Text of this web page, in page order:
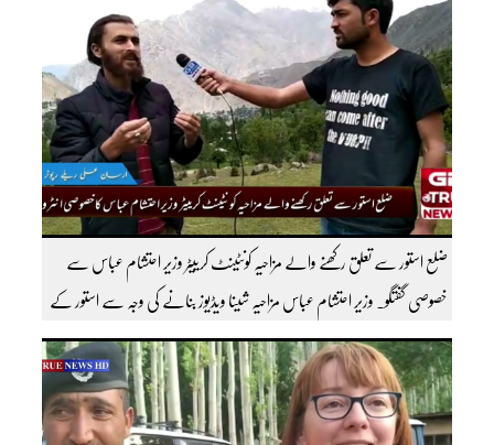
ضلع استور سے تعلق رکھنے والے مزاحیہ کونٹینٹ کرییٹر وزیر احتشام عباس سے
خصوصی گفتگو۔ وزیر احتشام عباس مزاحیہ شینا ویڈیوز بنانے کی وجہ سے استور کے
اندر کافی مشہور ہیں مزید اچھی اچھی ویڈیوز دیکھنے کے لئے ہمارے یوٹیوب چینل کو
سبسکرائب کریں